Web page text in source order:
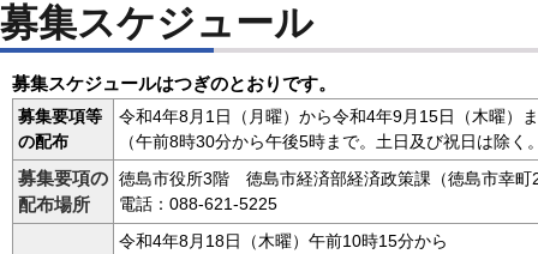
募集スケジュール
募集スケジュールはつぎのとおりです。
募集要項等
の配布
令和4年8月1日（月曜）から令和4年9月15日（木曜）
（午前8時30分から午後5時まで。土日及び祝日は除く
募集要項の
配布場所
徳島市役所3階 徳島市経済部経済政策課（徳島市幸町
電話：088-621-5225
令和4年8月18日（木曜）午前10時15分から